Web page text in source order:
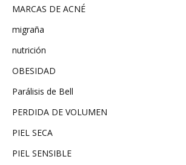
MARCAS DE ACNÉ
migraña
nutrición
OBESIDAD
Parálisis de Bell
PERDIDA DE VOLUMEN
PIEL SECA
PIEL SENSIBLE